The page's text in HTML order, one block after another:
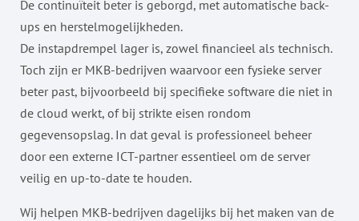
De continuïteit beter is geborgd, met automatische back-
ups en herstelmogelijkheden.
De instapdrempel lager is, zowel financieel als technisch.
Toch zijn er MKB-bedrijven waarvoor een fysieke server
beter past, bijvoorbeeld bij specifieke software die niet in
de cloud werkt, of bij strikte eisen rondom
gegevensopslag. In dat geval is professioneel beheer
door een externe ICT-partner essentieel om de server
veilig en up-to-date te houden.
Wij helpen MKB-bedrijven dagelijks bij het maken van de